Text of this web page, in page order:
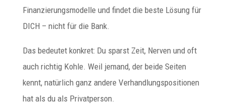
Finanzierungsmodelle und findet die beste Lösung für
DICH – nicht für die Bank.
Das bedeutet konkret: Du sparst Zeit, Nerven und oft
auch richtig Kohle. Weil jemand, der beide Seiten
kennt, natürlich ganz andere Verhandlungspositionen
hat als du als Privatperson.